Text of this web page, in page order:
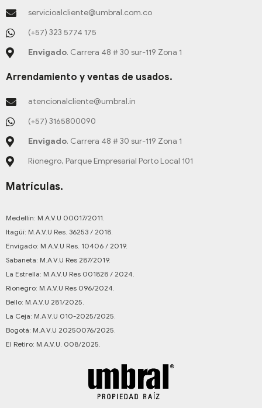
f -
p
i
n
r
a
m
o
k
-
f
servicioalcliente@umbral.com.co
(+57) 323 5774 175
Envigado. Carrera 48 # 30 sur-119 Zona 1
Arrendamiento y ventas de usados.
atencionalcliente@umbral.in
(+57) 3165800090
Envigado. Carrera 48 # 30 sur-119 Zona 1
Rionegro, Parque Empresarial Porto Local 101
Matrículas.
Medellín: M.A.V.U 00017/2011.
Itagüí: M.A.V.U Res. 36253 / 2018.
Envigado: M.A.V.U Res. 10406 / 2019.
Sabaneta: M.A.V.U Res 287/2019.
La Estrella: M.A.V.U Res 001828 / 2024.
Rionegro: M.A.V.U Res 096/2024.
Bello: M.A.V.U 281/2025.
La Ceja: M.A.V.U 010-2025/2025.
Bogotá: M.A.V.U 20250076/2025.
El Retiro: M.A.V.U. 008/2025.